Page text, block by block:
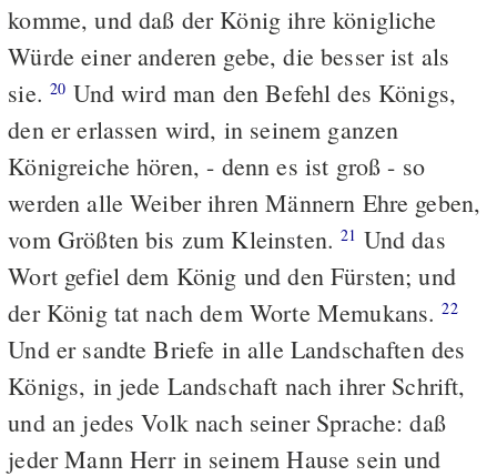
komme, und daß der König ihre königliche
Würde einer anderen gebe, die besser ist als
sie.20 Und wird man den Befehl des Königs,
den er erlassen wird, in seinem ganzen
Königreiche hören, - denn es ist groß - so
werden alle Weiber ihren Männern Ehre geben,
vom Größten bis zum Kleinsten.21 Und das
Wort gefiel dem König und den Fürsten; und
der König tat nach dem Worte Memukans.22
Und er sandte Briefe in alle Landschaften des
Königs, in jede Landschaft nach ihrer Schrift,
und an jedes Volk nach seiner Sprache: daß
jeder Mann Herr in seinem Hause sein und